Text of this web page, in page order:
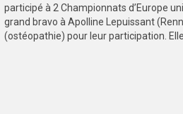
participé à 2 Championnats d’Europe
grand bravo à Apolline Lepuissant
(ostéopathie) pour leur participation.